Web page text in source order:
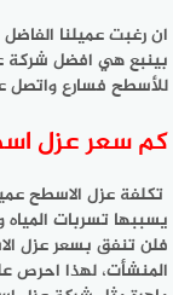
ان رغبت عميلنا
بينبع هي افضل شركة
للأسطح فسارع واتصل
كم سعر عزل
تكلفة عزل الاسطح
يسببها تسربات
فلن تنفق بسعر عزل
المنشأت، لهذا